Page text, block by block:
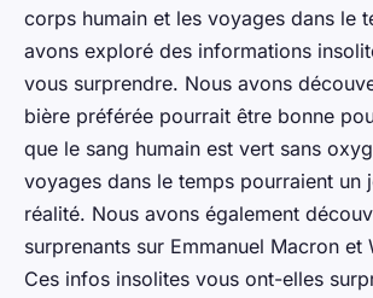
corps humain et les voyages dans le
avons exploré des informations
vous surprendre. Nous avons
bière préférée pourrait être bonne
que le sang humain est vert sans
voyages dans le temps pourraient un
réalité. Nous avons également
surprenants sur Emmanuel Macron et
Ces infos insolites vous ont-elles